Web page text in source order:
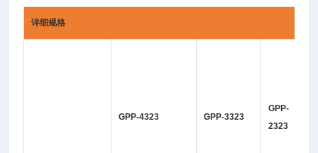
详细规格
GPP-4323 GPP-3323
GPP-
2323